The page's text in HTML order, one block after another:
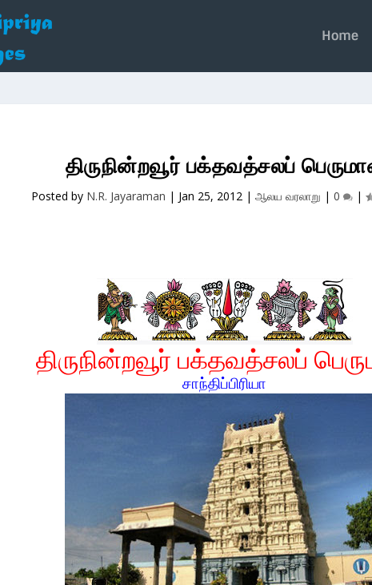
Home
திருநின்றவூர் பக்தவத்சலப்
Posted by N.R. Jayaraman | Jan 25, 2012| ஆலய வரலாறு | 0 |
திருநின்றவூர் பக்தவத்சலப்
சாந்திப்பிரியா